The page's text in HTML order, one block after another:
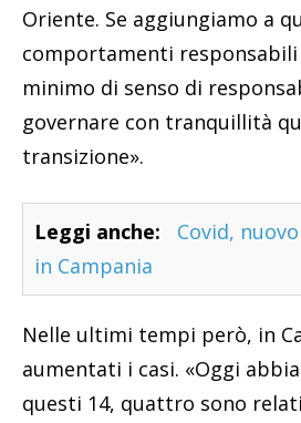
Oriente. Se aggiungiamo a
comportamenti
minimo di senso di
governare con tranquillità
transizione».
Leggi anche:
Covid,
in Campania
Nelle ultimi tempi però, in
aumentati i casi. «Oggi
questi 14, quattro sono